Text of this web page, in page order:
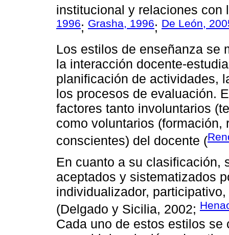
institucional y relaciones con
1996; Grasha, 1996; De León,
Los estilos de enseñanza se
la interacción docente-
planificación de actividades,
los procesos de evaluación.
factores tanto involuntarios
como voluntarios
conscientes) del docente (
En cuanto a su clasificación,
aceptados y sistematizados
individualizador,
(Delgado y Sicilia, 2002;
Cada uno de estos estilos